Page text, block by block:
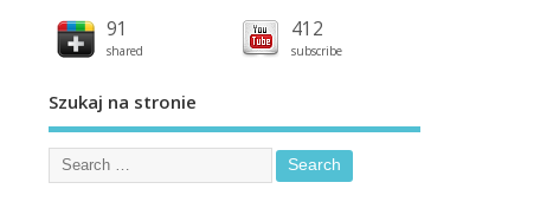
91
shared
412
subscribe
Szukaj na stronie